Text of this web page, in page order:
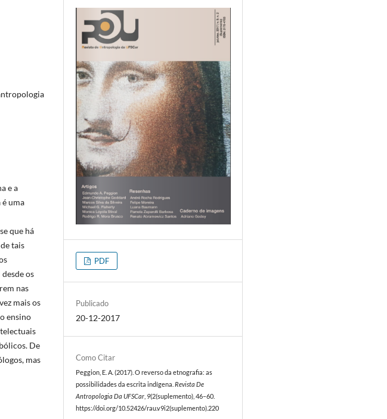
e a
uma
que há
tais
os
nas
mais os
ensino
De
mas
PDF
Publicado
20-12-2017
Como Citar
Peggion, E. A. (2017). O reverso da etnografia: as
possibilidades da escrita indígena.Revista De
Antropologia Da UFSCar 9(2(suplemento), 46–60.
https://doi.org/10.52426/rau.v9i2(suplemento).220